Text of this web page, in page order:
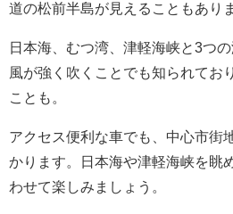
道の松前半島が見えることもあり
日本海、むつ湾、津軽海峡と3つ
風が強く吹くことでも知られてお
ことも。
アクセス便利な車でも、中心市街
かります。日本海や津軽海峡を眺
わせて楽しみましょう。